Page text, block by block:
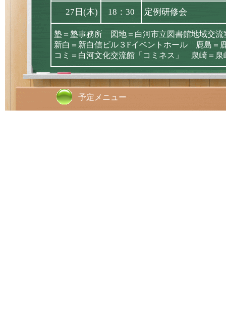
27日(木) 18：30 定例研修会
塾＝塾事務所 図地＝白河市立図書館地域交
新白＝新白信ビル３Fイベントホール 鹿島＝
コミ＝白河文化交流館「コミネス」 泉崎＝
予定メニュー